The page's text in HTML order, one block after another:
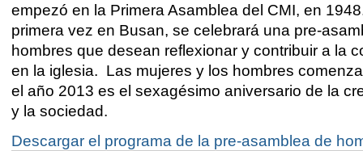
empezó en la Primera Asamblea del CMI, en
primera vez en Busan, se celebrará una pre-
hombres que desean reflexionar y contribuir a la
en la iglesia. Las mujeres y los hombres
el año 2013 es el sexagésimo aniversario de la
y la sociedad.
Descargar el programa de la pre-asamblea de